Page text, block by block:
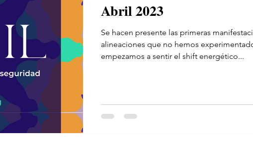
Abril 2023
Se hacen presente las primeras
alineaciones que no hemos
empezamos a sentir el shift energético...